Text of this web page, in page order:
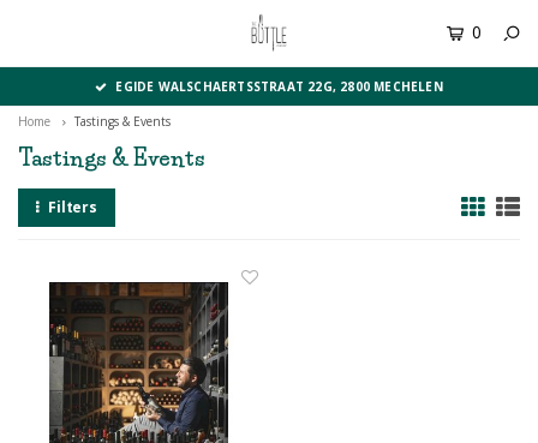
0
EGIDE WALSCHAERTSSTRAAT 22G, 2800 MECHELEN
Home Tastings & Events
Tastings & Events
Filters